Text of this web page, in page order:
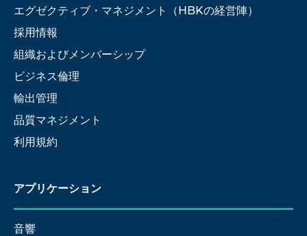
エグゼクティブ・マネジメント（HBKの経営陣）
採用情報
組織およびメンバーシップ
ビジネス倫理
輸出管理
品質マネジメント
利用規約
アプリケーション
音響